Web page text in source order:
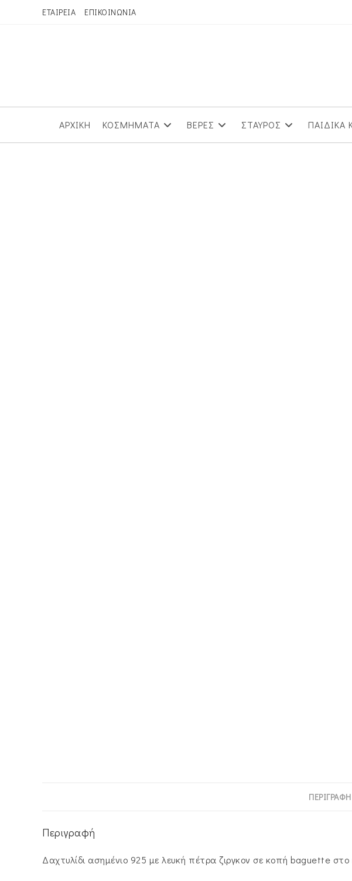
ΕΤΑΙΡΕΙΑ ΕΠΙΚΟΙΝΩΝΙΑ
ΑΡΧΙΚΗ ΚΟΣΜΗΜΑΤΑ ΒΕΡΕΣ ΣΤΑΥΡΟΣ
ΠΕΡΙΓΡΑΦΉ
Περιγραφή
Δαχτυλίδι ασημένιο 925 με λευκή πέτρα ζιργκον σε κοπή baguette